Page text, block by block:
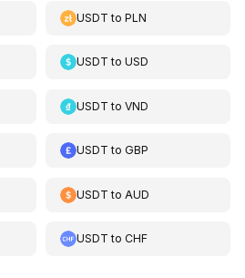
USDT toPLN
USDT toUSD
USDT toVND
USDT toGBP
USDT to AUD
USDT toCHF